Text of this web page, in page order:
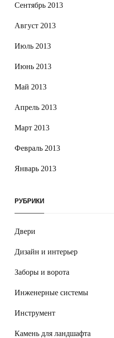
Сентябрь 2013
Август 2013
Июль 2013
Июнь 2013
Май 2013
Апрель 2013
Март 2013
Февраль 2013
Январь 2013
РУБРИКИ
Двери
Дизайн и интерьер
Заборы и ворота
Инженерные системы
Инструмент
Камень для ландшафта